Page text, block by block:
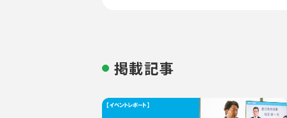
掲載記事